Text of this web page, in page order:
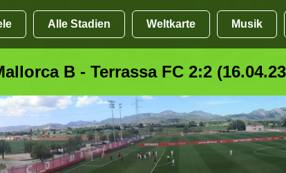
Alle Stadien Weltkarte Musik
B - Terrassa FC 2:2